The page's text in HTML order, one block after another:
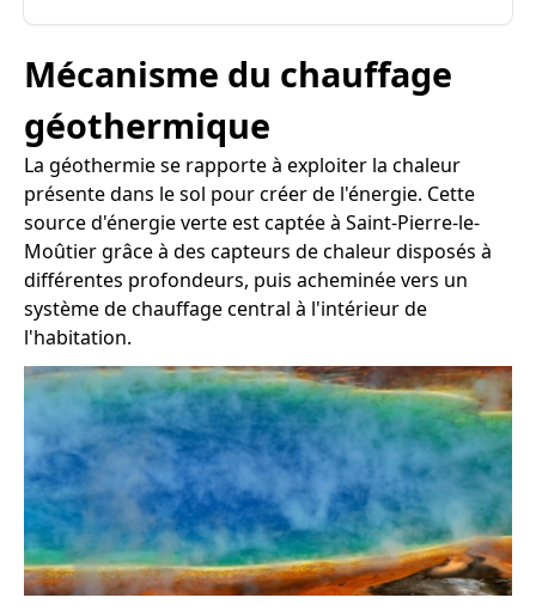
Mécanisme du chauffage
géothermique
La géothermie se rapporte à exploiter la chaleur
présente dans le sol pour créer de l'énergie. Cette
source d'énergie verte est captée à Saint-Pierre-le-
Moûtier grâce à des capteurs de chaleur disposés à
différentes profondeurs, puis acheminée vers un
système de chauffage central à l'intérieur de
l'habitation.